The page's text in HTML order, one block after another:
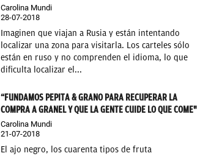
Carolina Mundi
28-07-2018
Imaginen que viajan a Rusia y están intentando
localizar una zona para visitarla. Los carteles sólo
están en ruso y no comprenden el idioma, lo que
dificulta localizar el...
“FUNDAMOS PEPITA & GRANO PARA RECUPERAR LA
COMPRA A GRANEL Y QUE LA GENTE CUIDE LO QUE COME"
Carolina Mundi
21-07-2018
El ajo negro, los cuarenta tipos de fruta